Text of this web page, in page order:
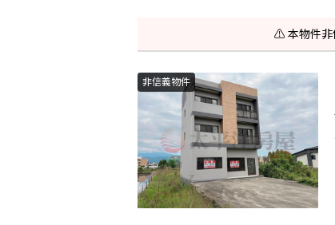
⚠️ 本物件非
非信義物件